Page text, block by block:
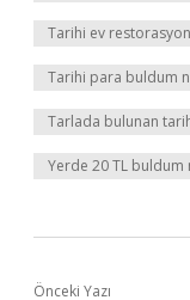
Tarihi ev
Tarihi para buldum
Tarlada bulunan
Yerde 20 TL buldum
Önceki Yazı